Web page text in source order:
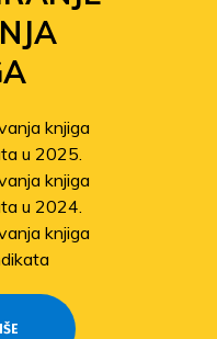
knjiga
u 2025.
knjiga
u 2024.
knjiga